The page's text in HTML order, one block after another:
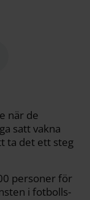
när de
satt vakna
ta det ett steg
personer för
i fotbolls-